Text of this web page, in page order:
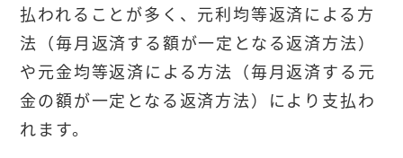
払われることが多く、元利均等返済による方
法（毎月返済する額が一定となる返済方法）
や元金均等返済による方法（毎月返済する元
金の額が一定となる返済方法）により支払わ
れます。